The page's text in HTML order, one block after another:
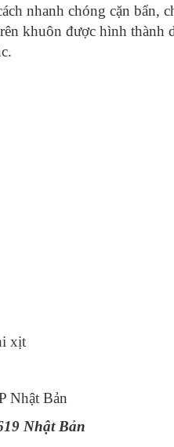
nhanh chóng cặn bẩn,
khuôn được hình thành
xịt
Nhật Bản